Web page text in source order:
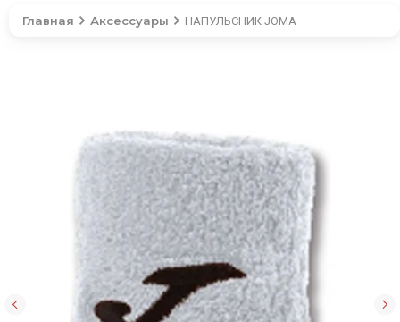
Главная Аксессуары НАПУЛЬСНИК JOMA